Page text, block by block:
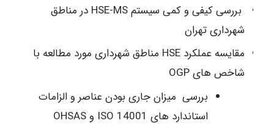
بررسی کیفی و کمی سیستم HSE-MS در مناطق
شهرداری تهران
مقایسه عملکرد HSE مناطق شهرداری مورد مطالعه با
شاخص های OGP
بررسی میزان جاری بودن عناصر و الزامات
استاندارد های ISO 14001 و OHSAS